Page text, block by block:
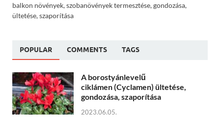
balkon növények, szobanövények termesztése, gondozása,
ültetése, szaporítása
POPULAR COMMENTS TAGS
A borostyánlevelű
ciklámen (Cyclamen) ültetése,
gondozása, szaporítása
2023.06.05.